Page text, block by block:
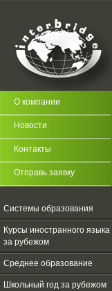
О компании
Новости
Контакты
Отправь заявку
Системы образования
Курсы иностранного языка
за рубежом
Среднее образование
Школьный год за рубежом